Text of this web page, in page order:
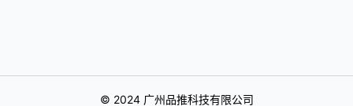
© 2024 广州品推科技有限公司